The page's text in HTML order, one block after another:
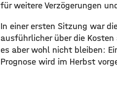
für weitere Verzögerungen
In einer ersten Sitzung war
ausführlicher über die
es aber wohl nicht bleiben:
Prognose wird im Herbst